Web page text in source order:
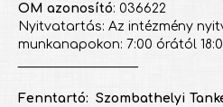
OM azonosító: 036622
Nyitvatartás: Az intézmény
munkanapokon: 7:00 órától
Fenntartó: Szombathelyi